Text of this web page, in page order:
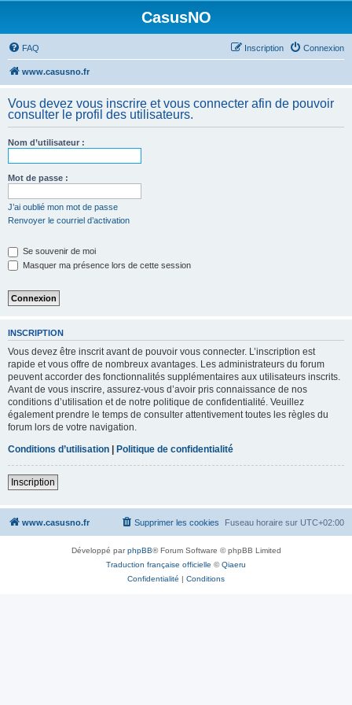
CasusNO
FAQ Connexion
Inscription
www.casusno.fr
Vous devez vous inscrire et vous connecter afin de pouvoir
consulter le profil des utilisateurs.
Nom d’utilisateur :
Mot de passe :
J’ai oublié mon mot de passe
Renvoyer le courriel d’activation
Se souvenir de moi
Masquer ma présence lors de cette session
INSCRIPTION
Vous devez être inscrit avant de pouvoir vous connecter. L’inscription est
rapide et vous offre de nombreux avantages. Les administrateurs du forum
peuvent accorder des fonctionnalités supplémentaires aux utilisateurs inscrits.
Avant de vous inscrire, assurez-vous d’avoir pris connaissance de nos
conditions d’utilisation et de notre politique de confidentialité. Veuillez
également prendre le temps de consulter attentivement toutes les règles du
forum lors de votre navigation.
Conditions d’utilisation | Politique de confidentialité
Inscription
www.casusno.fr Fuseau horaire sur UTC+02:00
Supprimer les cookies
Développé parphpBB® Forum Software © phpBB Limited
Traduction française officielle ©Qiaeru
Confidentialité | Conditions